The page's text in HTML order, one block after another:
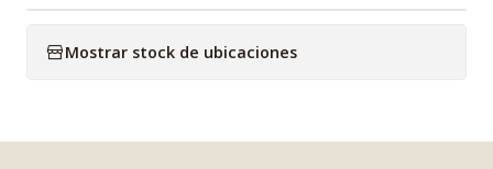
Mostrar stock de ubicaciones